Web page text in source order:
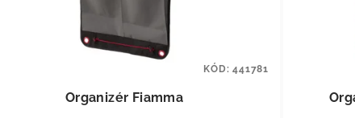
Organizér Fiamma
KÓD:441781